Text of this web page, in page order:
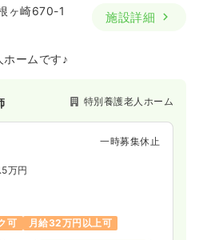
ヶ崎670-1
施設詳細
ームです♪
特別養護老人ホーム
一時募集休止
万円
可 月給32万円以上可